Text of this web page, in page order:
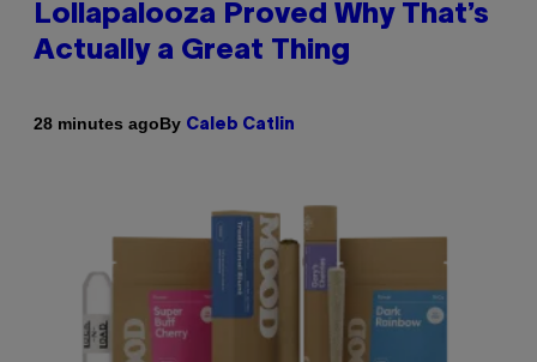
Lollapalooza Proved Why That’s
Actually a Great Thing
28 minutes agoBy Caleb Catlin